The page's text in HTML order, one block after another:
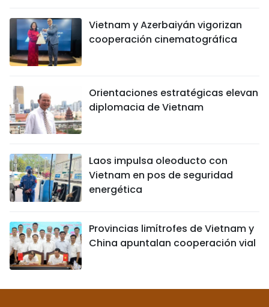
Vietnam y Azerbaiyán vigorizan
cooperación cinematográfica
Orientaciones estratégicas elevan
diplomacia de Vietnam
Laos impulsa oleoducto con
Vietnam en pos de seguridad
energética
Provincias limítrofes de Vietnam y
China apuntalan cooperación vial